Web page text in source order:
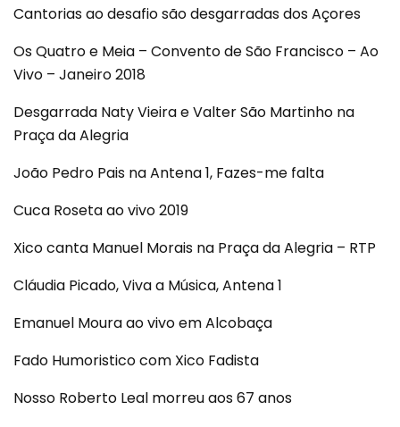
Cantorias ao desafio são desgarradas dos Açores
Os Quatro e Meia – Convento de São Francisco – Ao
Vivo – Janeiro 2018
Desgarrada Naty Vieira e Valter São Martinho na
Praça da Alegria
João Pedro Pais na Antena 1, Fazes-me falta
Cuca Roseta ao vivo 2019
Xico canta Manuel Morais na Praça da Alegria – RTP
Cláudia Picado, Viva a Música, Antena 1
Emanuel Moura ao vivo em Alcobaça
Fado Humoristico com Xico Fadista
Nosso Roberto Leal morreu aos 67 anos